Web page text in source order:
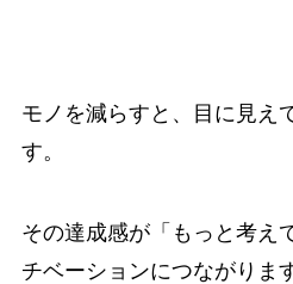
モノを減らすと、目に見え
す。
その達成感が「もっと考え
チベーションにつながりま